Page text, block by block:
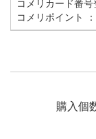
コメリカード番
コメリポイント ：
購入個